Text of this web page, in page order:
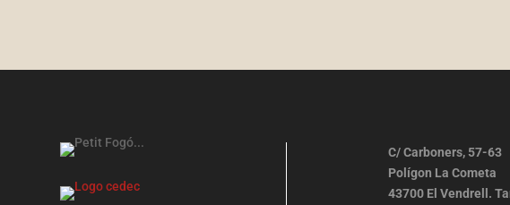
C/ Carboners, 57-63
Polígon La Cometa
43700 El Vendrell.